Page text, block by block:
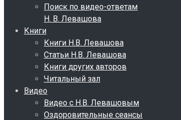
Поиск по видео-ответам
Н. В. Левашова
Книги
Книги Н.В. Левашова
Статьи Н.В. Левашова
Книги других авторов
Читальный зал
Видео
Видео с Н.В. Левашовым
Оздоровительные сеансы